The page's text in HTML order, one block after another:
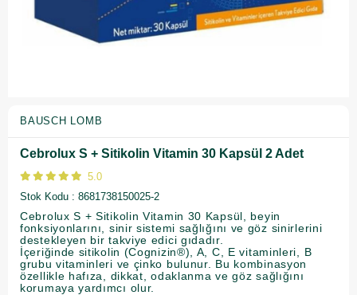
BAUSCH LOMB
Cebrolux S + Sitikolin Vitamin 30 Kapsül 2 Adet
5.0
Stok Kodu
8681738150025-2
Cebrolux S + Sitikolin Vitamin 30 Kapsül, beyin
fonksiyonlarını, sinir sistemi sağlığını ve göz sinirlerini
destekleyen bir takviye edici gıdadır.
İçeriğinde sitikolin (Cognizin®), A, C, E vitaminleri, B
grubu vitaminleri ve çinko bulunur. Bu kombinasyon
özellikle hafıza, dikkat, odaklanma ve göz sağlığını
korumaya yardımcı olur.